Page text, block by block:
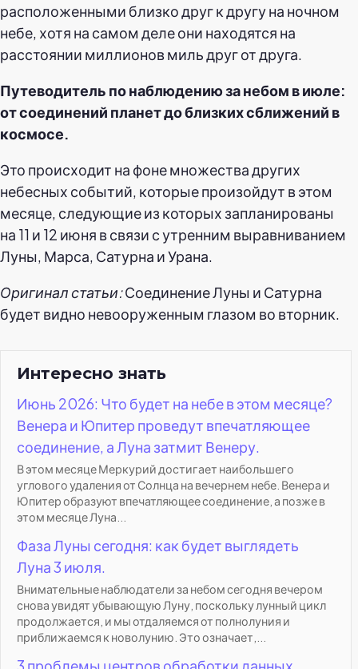
расположенными близко друг к другу на ночном
небе, хотя на самом деле они находятся на
расстоянии миллионов миль друг от друга.
Путеводитель по наблюдению за небом в июле:
от соединений планет до близких сближений в
космосе.
Это происходит на фоне множества других
небесных событий, которые произойдут в этом
месяце, следующие из которых запланированы
на 11 и 12 июня в связи с утренним выравниванием
Луны, Марса, Сатурна и Урана.
Оригинал статьи:Соединение Луны и Сатурна
будет видно невооруженным глазом во вторник.
Интересно знать
Июнь 2026: Что будет на небе в этом месяце?
Венера и Юпитер проведут впечатляющее
соединение, а Луна затмит Венеру.
В этом месяце Меркурий достигает наибольшего
углового удаления от Солнца на вечернем небе. Венера и
Юпитер образуют впечатляющее соединение, а позже в
этом месяце Луна...
Фаза Луны сегодня: как будет выглядеть
Луна 3 июля.
Внимательные наблюдатели за небом сегодня вечером
снова увидят убывающую Луну, поскольку лунный цикл
продолжается, и мы отдаляемся от полнолуния и
приближаемся к новолунию. Это означает,...
3 проблемы центров обработки данных,